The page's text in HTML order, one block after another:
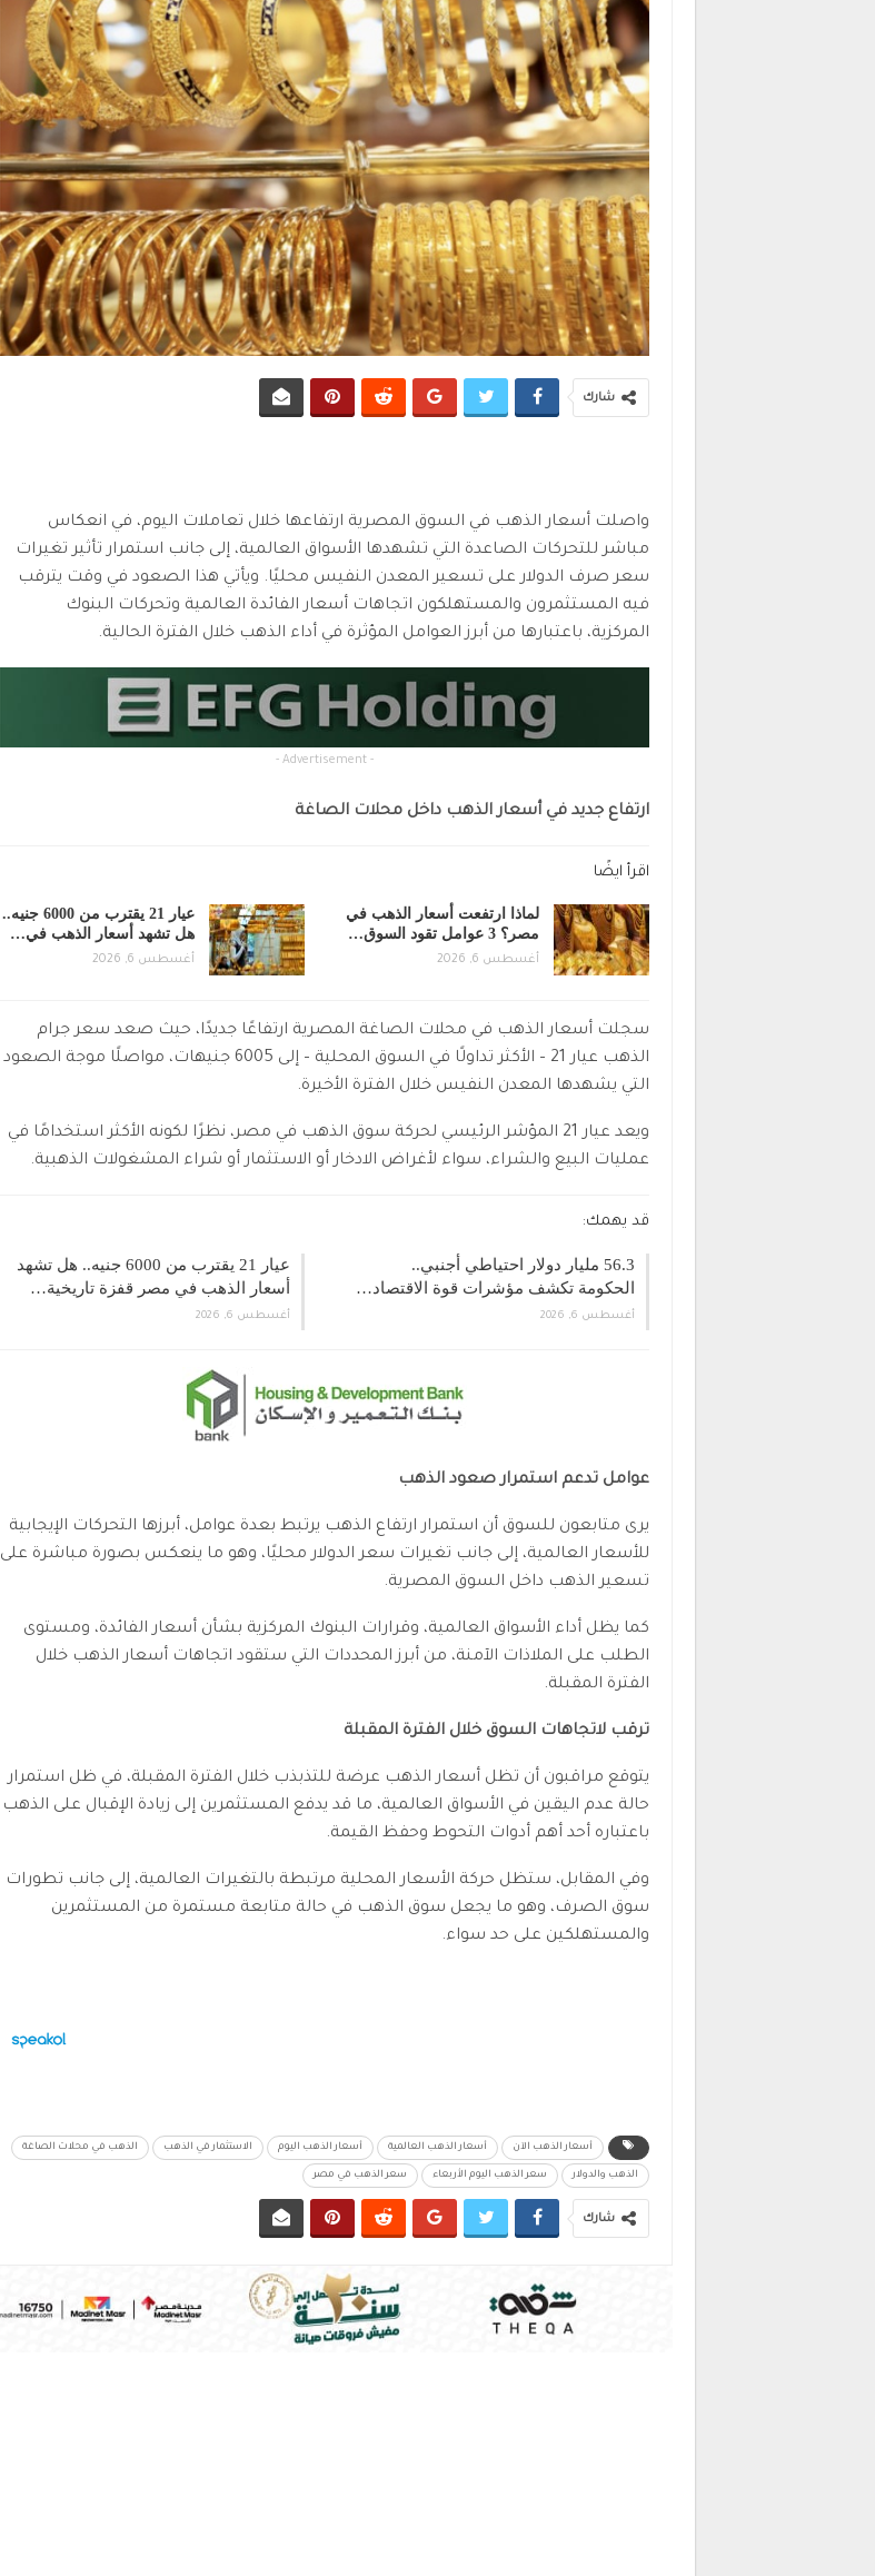
شارك
واصلت أسعار الذهب في السوق المصرية ارتفاعها خلال تعاملات اليوم، في انعكاس
مباشر للتحركات الصاعدة التي تشهدها الأسواق العالمية، إلى جانب استمرار تأثير تغيرات
سعر صرف الدولار على تسعير المعدن النفيس محليًا. ويأتي هذا الصعود في وقت يترقب
فيه المستثمرون والمستهلكون اتجاهات أسعار الفائدة العالمية وتحركات البنوك
المركزية، باعتبارها من أبرز العوامل المؤثرة في أداء الذهب خلال الفترة الحالية.
- Advertisement -
ارتفاع جديد في أسعار الذهب داخل محلات الصاغة
اقرأ ايضًا
لماذا ارتفعت أسعار الذهب في
مصر؟ 3 عوامل تقود السوق…
أغسطس 6, 2026
عيار 21 يقترب من 6000 جنيه..
هل تشهد أسعار الذهب في…
أغسطس 6, 2026
سجلت أسعار الذهب في محلات الصاغة المصرية ارتفاعًا جديدًا، حيث صعد سعر جرام
الذهب عيار 21 – الأكثر تداولًا في السوق المحلية – إلى 6005 جنيهات، مواصلًا موجة الصعود
التي يشهدها المعدن النفيس خلال الفترة الأخيرة.
ويعد عيار 21 المؤشر الرئيسي لحركة سوق الذهب في مصر، نظرًا لكونه الأكثر استخدامًا في
عمليات البيع والشراء، سواء لأغراض الادخار أو الاستثمار أو شراء المشغولات الذهبية.
قد يهمك:
56.3 مليار دولار احتياطي أجنبي..
الحكومة تكشف مؤشرات قوة الاقتصاد…
أغسطس 6, 2026
عيار 21 يقترب من 6000 جنيه.. هل تشهد
أسعار الذهب في مصر قفزة تاريخية…
أغسطس 6, 2026
عوامل تدعم استمرار صعود الذهب
يرى متابعون للسوق أن استمرار ارتفاع الذهب يرتبط بعدة عوامل، أبرزها التحركات الإيجابية
للأسعار العالمية، إلى جانب تغيرات سعر الدولار محليًا، وهو ما ينعكس بصورة مباشرة على
تسعير الذهب داخل السوق المصرية.
كما يظل أداء الأسواق العالمية، وقرارات البنوك المركزية بشأن أسعار الفائدة، ومستوى
الطلب على الملاذات الآمنة، من أبرز المحددات التي ستقود اتجاهات أسعار الذهب خلال
الفترة المقبلة.
ترقب لاتجاهات السوق خلال الفترة المقبلة
يتوقع مراقبون أن تظل أسعار الذهب عرضة للتذبذب خلال الفترة المقبلة، في ظل استمرار
حالة عدم اليقين في الأسواق العالمية، ما قد يدفع المستثمرين إلى زيادة الإقبال على الذهب
باعتباره أحد أهم أدوات التحوط وحفظ القيمة.
وفي المقابل، ستظل حركة الأسعار المحلية مرتبطة بالتغيرات العالمية، إلى جانب تطورات
سوق الصرف، وهو ما يجعل سوق الذهب في حالة متابعة مستمرة من المستثمرين
والمستهلكين على حد سواء.
أسعار الذهب الآن أسعار الذهب العالمية أسعار الذهب اليوم الاستثمار في الذهب الذهب في محلات الصاغة
الذهب والدولار سعر الذهب اليوم الأربعاء سعر الذهب في مصر
شارك